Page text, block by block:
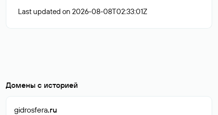
Last updated on 2026-08-08T02:33:01Z
Домены с историей
gidrosfera.ru